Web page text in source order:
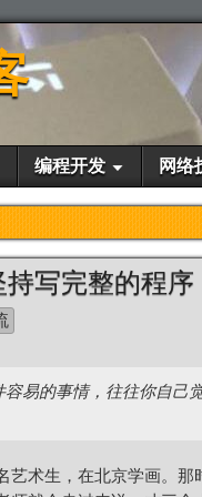
编程开发 网络
写完整的程序
易的事情，往往你自己
艺术生，在北京学画。